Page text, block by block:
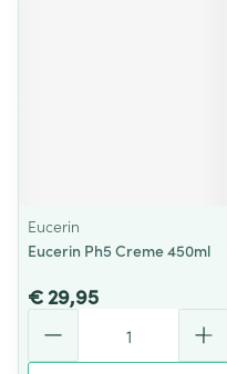
Eucerin
Eucerin Ph5 Creme 450ml
€ 29,95